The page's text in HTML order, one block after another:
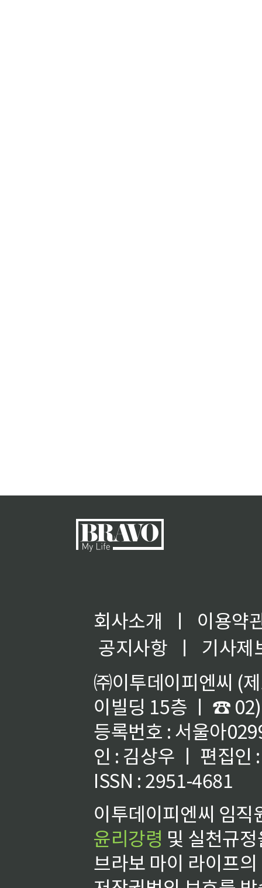
회사소개 ㅣ
이용약
공지사항
ㅣ
기사제
㈜이투데이피엔씨 (
이빌딩 15층 ㅣ ☎
등록번호 : 서울아
인 : 김상우 ㅣ 편집인
ISSN : 2951-4681
이투데이피엔씨 임
윤리강령 및 실천규
브라보 마이 라이프